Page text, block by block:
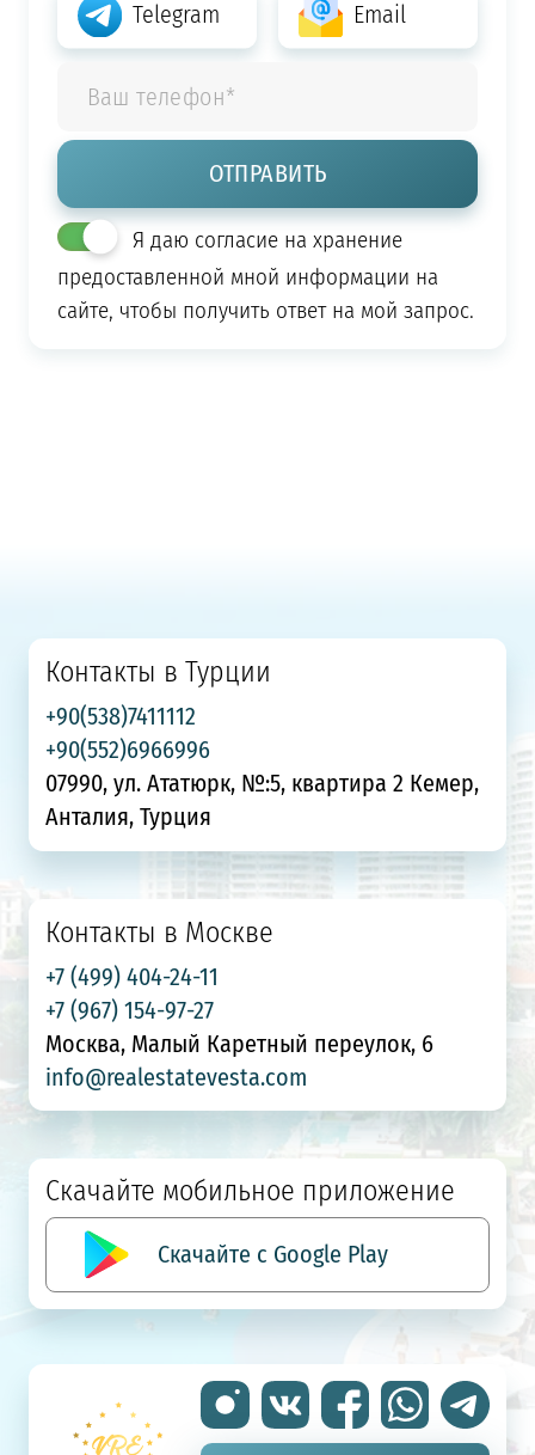
Telegram Email
Я даю согласие на хранение
предоставленной мной информации на
сайте, чтобы получить ответ на мой запрос.
Контакты в Турции
+90(538)7411112
+90(552)6966996
07990, ул. Ататюрк, №:5, квартира 2 Кемер,
Анталия, Турция
Контакты в Москве
+7 (499) 404-24-11
+7 (967) 154-97-27
Москва, Малый Каретный переулок, 6
info@realestatevesta.com
Скачайте мобильное приложение
Скачайте с Google Play